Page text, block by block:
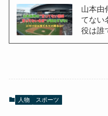
山本由
てない
役は誰
人物 スポーツ